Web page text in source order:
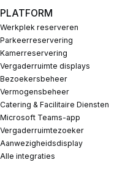
PLATFORM
Werkplek reserveren
Parkeerreservering
Kamerreservering
Vergaderruimte displays
Bezoekersbeheer
Vermogensbeheer
Catering & Facilitaire Diensten
Microsoft Teams-app
Vergaderruimtezoeker
Aanwezigheidsdisplay
Alle integraties